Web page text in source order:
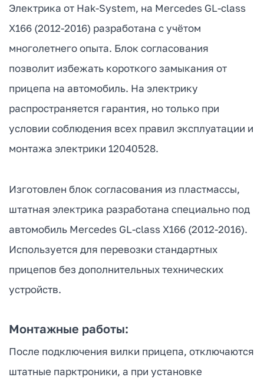
Электрика от Hak-System, на Mercedes GL-class
X166 (2012-2016) разработана с учётом
многолетнего опыта. Блок согласования
позволит избежать короткого замыкания от
прицепа на автомобиль. На электрику
распространяется гарантия, но только при
условии соблюдения всех правил эксплуатации и
монтажа электрики 12040528.
Изготовлен блок согласования из пластмассы,
штатная электрика разработана специально под
автомобиль Mercedes GL-class X166 (2012-2016).
Используется для перевозки стандартных
прицепов без дополнительных технических
устройств.
Монтажные работы:
После подключения вилки прицепа, отключаются
штатные парктроники, а при установке